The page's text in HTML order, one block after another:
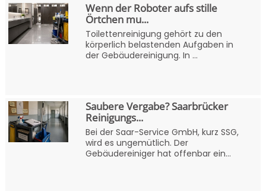
Wenn der Roboter aufs stille
Örtchen mu...
Toilettenreinigung gehört zu den
körperlich belastenden Aufgaben in
der Gebäudereinigung. In ...
Saubere Vergabe? Saarbrücker
Reinigungs...
Bei der Saar-Service GmbH, kurz SSG,
wird es ungemütlich. Der
Gebäudereiniger hat offenbar ein...